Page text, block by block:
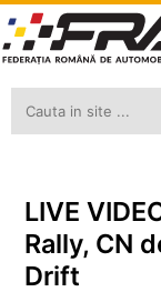
LIVE
Rally, CN
Drift